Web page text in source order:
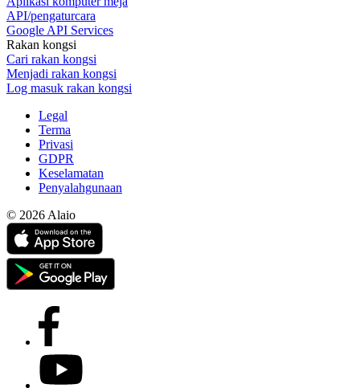
API/pengaturcara
Google API Services
Rakan kongsi
Cari rakan kongsi
Menjadi rakan kongsi
Log masuk rakan kongsi
Legal
Terma
Privasi
GDPR
Keselamatan
Penyalahgunaan
© 2026 Alaio